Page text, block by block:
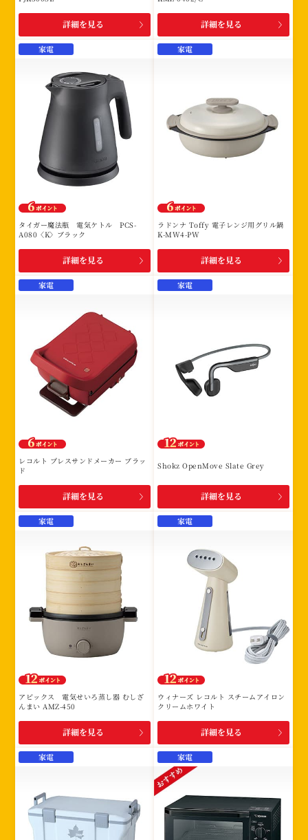
詳細を見る 詳細を見る
家電
タイガー魔法瓶 電気ケトル PCS-
A080〈K〉ブラック
詳細を見る
家電
ラドンナ Toffy 電子レンジ用グリル鍋
K-MW4-PW
詳細を見る
家電
レコルト プレスサンドメーカー ブラッ
ド
詳細を見る
家電
Shokz OpenMove Slate Grey
詳細を見る
家電
アピックス 電気せいろ蒸し器 むしざ
んまい AMZ-450
詳細を見る
家電
ウィナーズ レコルト スチームアイロン
クリームホワイト
詳細を見る
家電 家電